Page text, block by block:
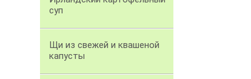
суп
Щи из свежей и квашеной
капусты